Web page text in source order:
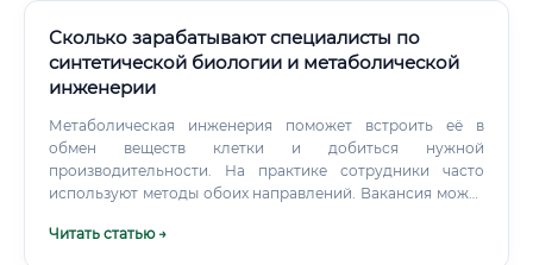
Сколько зарабатывают специалисты по
синтетической биологии и метаболической
инженерии
Метаболическая инженерия поможет встроить её в
обмен веществ клетки и добиться нужной
производительности. На практике сотрудники часто
используют методы обоих направлений. Вакансия может
development», «специалист по биосинтезу» или
Читать статью →